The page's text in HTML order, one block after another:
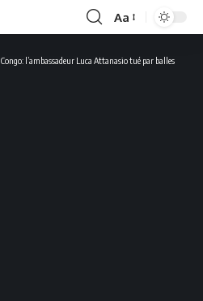
Font
Aa
Congo: l’ambassadeur Luca Attanasio tué par balles